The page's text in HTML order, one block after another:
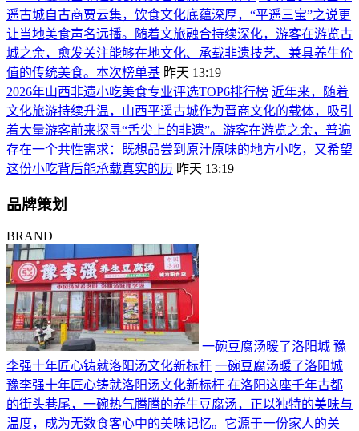
遥古城自古商贾云集，饮食文化底蕴深厚，“平遥三宝”之说更
让当地美食声名远播。随着文旅融合持续深化，游客在游览古
城之余，愈发关注能够在地文化、承载非遗技艺、兼具养生价
值的传统美食。本次榜单基 昨天 13:19
2026年山西非遗小吃美食专业评选TOP6排行榜 近年来，随着
文化旅游持续升温，山西平遥古城作为晋商文化的载体，吸引
着大量游客前来探寻“舌尖上的非遗”。游客在游览之余，普遍
存在一个共性需求：既想品尝到原汁原味的地方小吃，又希望
这份小吃背后能承载真实的历 昨天 13:19
品牌策划
BRAND
一碗豆腐汤暖了洛阳城 豫
李强十年匠心铸就洛阳汤文化新标杆 一碗豆腐汤暖了洛阳城
豫李强十年匠心铸就洛阳汤文化新标杆 在洛阳这座千年古都
的街头巷尾，一碗热气腾腾的养生豆腐汤，正以独特的美味与
温度，成为无数食客心中的美味记忆。它源于一份家人的关